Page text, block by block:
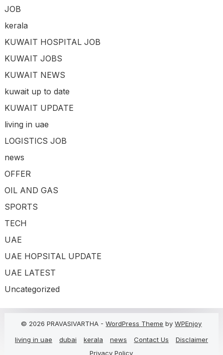
JOB
kerala
KUWAIT HOSPITAL JOB
KUWAIT JOBS
KUWAIT NEWS
kuwait up to date
KUWAIT UPDATE
living in uae
LOGISTICS JOB
news
OFFER
OIL AND GAS
SPORTS
TECH
UAE
UAE HOPSITAL UPDATE
UAE LATEST
Uncategorized
© 2026 PRAVASIVARTHA -WordPress Theme byWPEnjoy
living in uae
dubai kerala news Contact Us
Disclaimer
Privacy Policy